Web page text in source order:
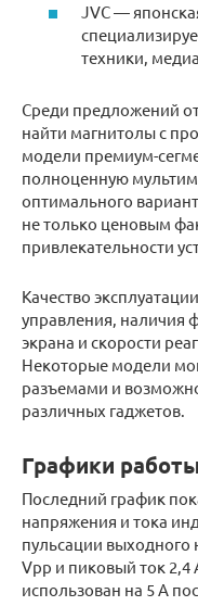
JVC —
техники,
Среди предложений
найти магнитолы с
модели премиум-
полноценную
оптимального
не только ценовым
привлекательности
Качество
управления, наличия
экрана и скорости
Некоторые модели
разъемами и
различных гаджетов.
Графики
Последний график
напряжения и тока
пульсации выходного
Vpp и пиковый ток 2,4
использован на 5 A